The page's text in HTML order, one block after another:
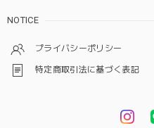
NOTICE
プライバシーポリシー
特定商取引法に基づく表記